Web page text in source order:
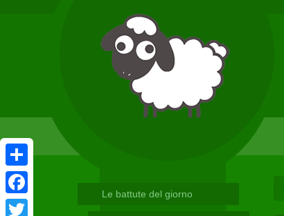
Le battute del giorno
Condividi
Facebook